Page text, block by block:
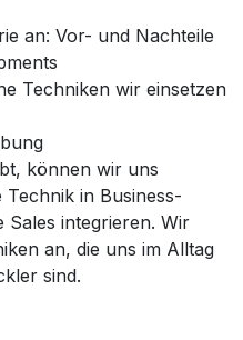
an: Vor- und Nachteile
Techniken wir einsetzen
können wir uns
in Business-
Sales integrieren. Wir
an, die uns im Alltag
sind.